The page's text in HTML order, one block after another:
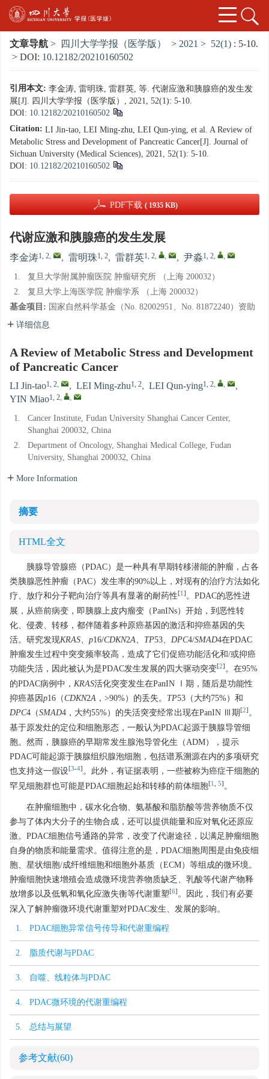
文章导航 > 四川大学学报（医学版） > 2021 > 52(1) : 5-10.
> DOI: 10.12182/20210160502
引用本文: 李金涛, 雷明珠, 雷群英, 等. 代谢应激和胰腺癌的发生发
展[J]. 四川大学学报（医学版）, 2021, 52(1): 5-10.
DOI: 10.12182/20210160502
Citation: LI Jin-tao, LEI Ming-zhu, LEI Qun-ying, et al. A Review of
Metabolic Stress and Development of Pancreatic Cancer[J]. Journal of
Sichuan University (Medical Sciences), 2021, 52(1): 5-10.
DOI: 10.12182/20210160502
PDF下载 ( 1935 KB)
代谢应激和胰腺癌的发生发展
李金涛1, 2, , 雷明珠1, 2, 雷群英1, 2, , , 尹淼1, 2, ,
1.
复旦大学附属肿瘤医院 肿瘤研究所 （上海 200032）
2.
复旦大学上海医学院 肿瘤学系 （上海 200032）
基金项目: 国家自然科学基金（No. 82002951、No. 81872240）资助
详细信息
A Review of Metabolic Stress and Development
of Pancreatic Cancer
LI Jin-tao1, 2, , LEI Ming-zhu1, 2, LEI Qun-ying1, 2, ,
,
YIN Miao1, 2, ,
1.
Cancer Institute, Fudan University Shanghai Cancer Center,
Shanghai 200032, China
2.
Department of Oncology, Shanghai Medical College, Fudan
University, Shanghai 200032, China
More Information
摘要
HTML全文
胰腺导管腺癌（PDAC）是一种具有早期转移潜能的肿瘤，占各
类胰腺恶性肿瘤（PAC）发生率的90%以上，对现有的治疗方法如化
疗、放疗和分子靶向治疗等具有显著的耐药性[1] 。PDAC的恶性进
展，从癌前病变，即胰腺上皮内瘤变（PanINs）开始，到恶性转
化、侵袭、转移，都伴随着多种原癌基因的激活和抑癌基因的失
活。研究发现KRAS、 p16/CDKN2A、 TP53、 DPC4/SMAD4在PDAC
肿瘤发生过程中突变频率较高，造成了它们促癌功能活化和/或抑癌
功能失活，因此被认为是PDAC发生发展的四大驱动突变[2] 。在95%
的PDAC病例中， KRAS活化突变发生在PanIN Ⅰ期，随后是功能性
抑癌基因p16 （CDKN2A ，>90%）的丢失。 TP53 （大约75%）和
DPC4 （SMAD4 ，大约55%）的失活突变经常出现在PanIN Ⅲ期 [2] 。
基于原发灶的定位和细胞形态，一般认为PDAC起源于胰腺导管细
胞。然而，胰腺癌的早期常发生腺泡导管化生（ADM），提示
PDAC可能起源于胰腺组织腺泡细胞，包括谱系溯源在内的多项研究
也支持这一假设[3-4] 。此外，有证据表明，一些被称为癌症干细胞的
罕见细胞群也可能是PDAC细胞起始和转移的前体细胞[1, 5] 。
在肿瘤细胞中，碳水化合物、氨基酸和脂肪酸等营养物质不仅
参与了体内大分子的生物合成，还可以提供能量和应对氧化还原应
激。PDAC细胞信号通路的异常，改变了代谢途径，以满足肿瘤细胞
自身的物质和能量需求。值得注意的是，PDAC细胞周围是由免疫细
胞、星状细胞/成纤维细胞和细胞外基质（ECM）等组成的微环境。
肿瘤细胞快速增殖会造成微环境营养物质缺乏、乳酸等代谢产物释
放增多以及低氧和氧化应激失衡等代谢重塑[6] 。因此，我们有必要
深入了解肿瘤微环境代谢重塑对PDAC发生、发展的影响。
1. PDAC细胞异常信号传导和代谢重编程
2. 脂质代谢与PDAC
3. 自噬、线粒体与PDAC
4. PDAC微环境的代谢重编程
5. 总结与展望
参考文献(60)